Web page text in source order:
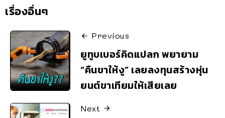
เรื่องอื่นๆ
Previous
ยูทูบเบอร์คิดแปลก พยายาม
“คืนขาให้งู” เลยลงทุนสร้างหุ่น
ยนต์ขาเทียมให้เสียเลย
Next